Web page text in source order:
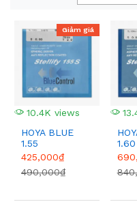
10.4K views
Giảm giá
HOYA BLUE
1.55
425,000₫
490,000₫
1.60